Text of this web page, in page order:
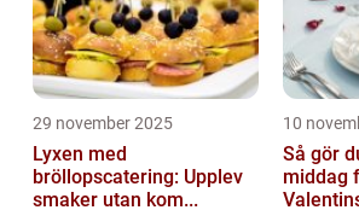
29 november 2025
Lyxen med
bröllopscatering: Upplev
smaker utan kom...
10
Så gör
middag